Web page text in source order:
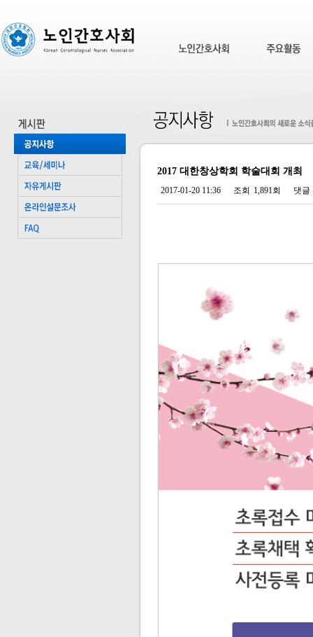
2017 대한창상학회 학술대회 개최
2017-01-20 11:36 조회 1,891회 댓글